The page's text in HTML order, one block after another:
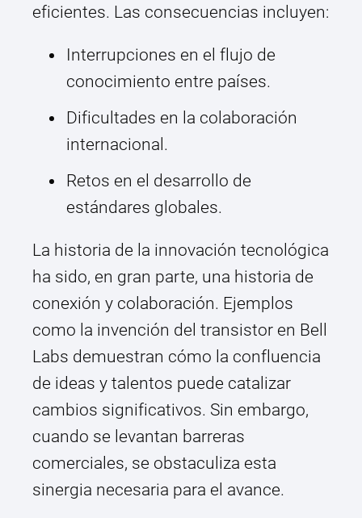
eficientes. Las consecuencias incluyen:
Interrupciones en el flujo de
conocimiento entre países.
Dificultades en la colaboración
internacional.
Retos en el desarrollo de
estándares globales.
La historia de la innovación tecnológica
ha sido, en gran parte, una historia de
conexión y colaboración. Ejemplos
como la invención del transistor en Bell
Labs demuestran cómo la confluencia
de ideas y talentos puede catalizar
cambios significativos. Sin embargo,
cuando se levantan barreras
comerciales, se obstaculiza esta
sinergia necesaria para el avance.